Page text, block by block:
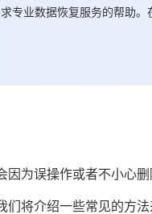
专业数据恢复服务的帮助
因为误操作或者不小心
们将介绍一些常见的方